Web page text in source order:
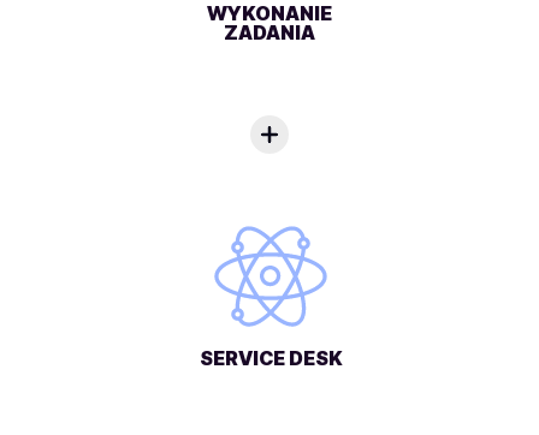
SERVICE DESK
WYKONANIE
ZADANIA